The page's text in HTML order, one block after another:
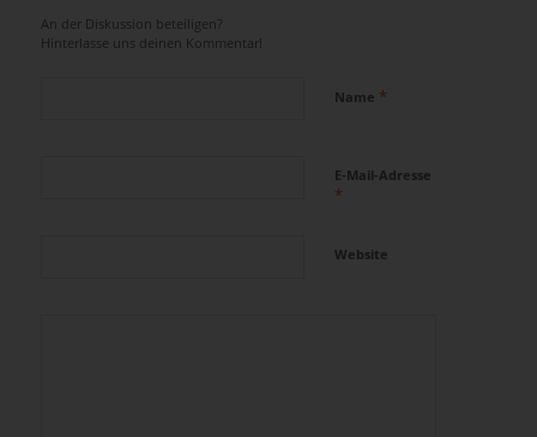
An der Diskussion beteiligen?
Hinterlasse uns deinen Kommentar!
Name *
E-Mail-Adresse
*
Website